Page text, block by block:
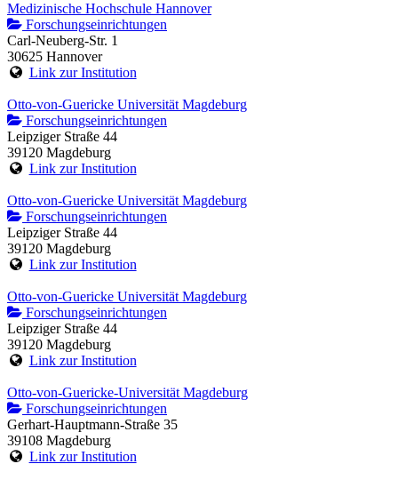
Medizinische Hochschule Hannover
Forschungseinrichtungen
Carl-Neuberg-Str. 1
30625 Hannover
Link zur Institution
Otto-von-Guericke Universität Magdeburg
Forschungseinrichtungen
Leipziger Straße 44
39120 Magdeburg
Link zur Institution
Otto-von-Guericke Universität Magdeburg
Forschungseinrichtungen
Leipziger Straße 44
39120 Magdeburg
Link zur Institution
Otto-von-Guericke Universität Magdeburg
Forschungseinrichtungen
Leipziger Straße 44
39120 Magdeburg
Link zur Institution
Otto-von-Guericke-Universität Magdeburg
Forschungseinrichtungen
Gerhart-Hauptmann-Straße 35
39108 Magdeburg
Link zur Institution